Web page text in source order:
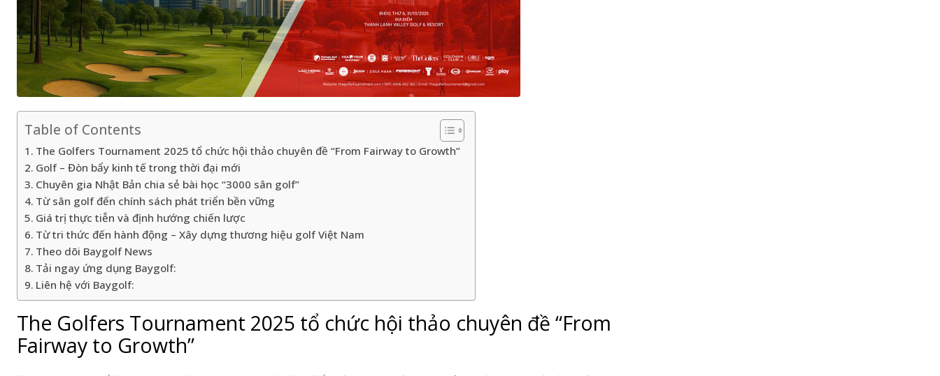
Table of Contents
The Golfers Tournament 2025 tổ chức hội thảo chuyên đề “From Fairway to Growth”
Golf – Đòn bẩy kinh tế trong thời đại mới
Chuyên gia Nhật Bản chia sẻ bài học “3000 sân golf”
Từ sân golf đến chính sách phát triển bền vững
Giá trị thực tiễn và định hướng chiến lược
Từ tri thức đến hành động – Xây dựng thương hiệu golf Việt Nam
Theo dõi Baygolf News
Tải ngay ứng dụng Baygolf:
Liên hệ với Baygolf:
The Golfers Tournament 2025 tổ chức hội thảo chuyên đề “From
Fairway to Growth”